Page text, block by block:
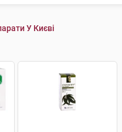
У Києві